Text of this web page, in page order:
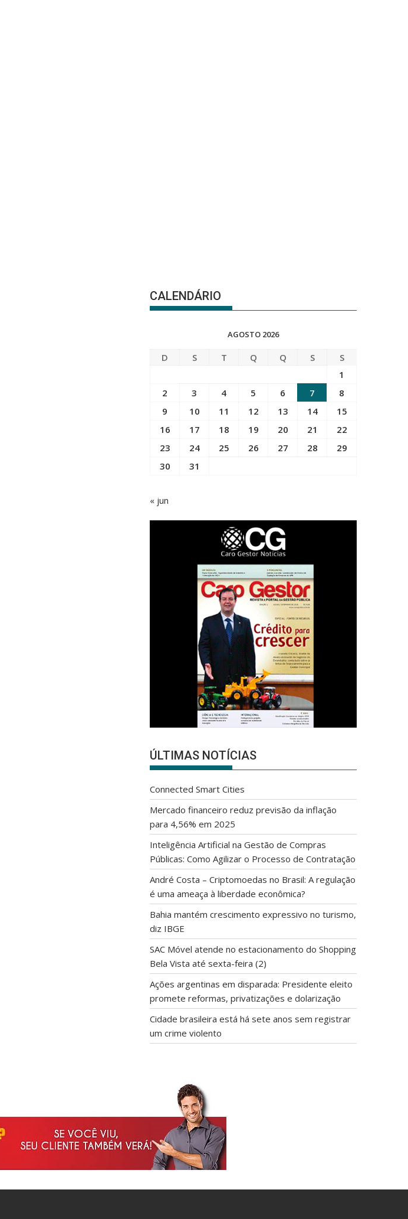
CALENDÁRIO
AGOSTO 2026
D S T Q Q S
S
1
2
3 4 5 6 7
8
9
10 11 12 13 14
15
16
17 18 19 20 21
22
23
24 25 26 27 28
29
30
31
« jun
ÚLTIMAS NOTÍCIAS
Connected Smart Cities
Mercado financeiro reduz previsão da inflação
para 4,56% em 2025
Inteligência Artificial na Gestão de Compras
Públicas: Como Agilizar o Processo de Contratação
André Costa – Criptomoedas no Brasil: A regulação
é uma ameaça à liberdade econômica?
Bahia mantém crescimento expressivo no turismo,
diz IBGE
SAC Móvel atende no estacionamento do Shopping
Bela Vista até sexta-feira (2)
Ações argentinas em disparada: Presidente eleito
promete reformas, privatizações e dolarização
Cidade brasileira está há sete anos sem registrar
um crime violento